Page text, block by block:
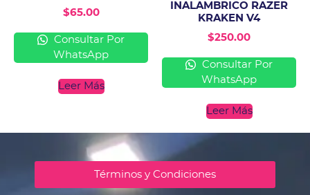
$65.00
Consultar Por
WhatsApp
Leer Más
INALAMBRICO RAZER
KRAKEN V4
$250.00
Consultar Por
WhatsApp
Leer Más
Términos y Condiciones